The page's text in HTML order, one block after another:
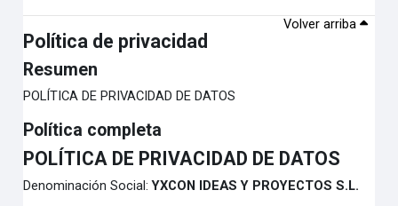
Volver arriba
Política de privacidad
Resumen
POLÍTICA DE PRIVACIDAD DE DATOS
Política completa
POLÍTICA DE PRIVACIDAD DE DATOS
Denominación Social:YXCON IDEAS Y PROYECTOS S.L.